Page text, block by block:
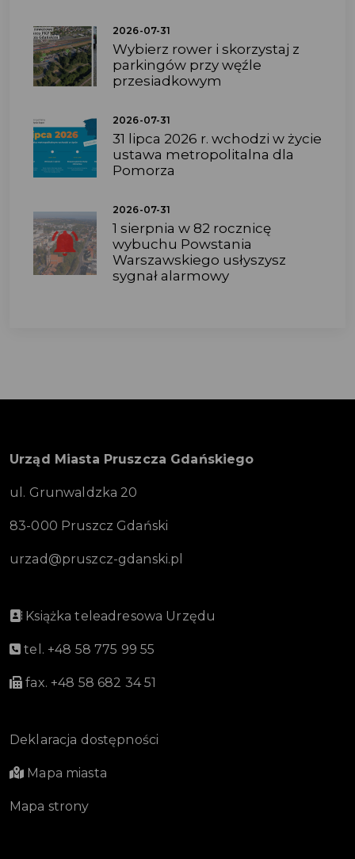
2026-07-31
Wybierz rower i skorzystaj z
parkingów przy węźle
przesiadkowym
2026-07-31
31 lipca 2026 r. wchodzi w życie
ustawa metropolitalna dla
Pomorza
2026-07-31
1 sierpnia w 82 rocznicę
wybuchu Powstania
Warszawskiego usłyszysz
sygnał alarmowy
Urząd Miasta Pruszcza Gdańskiego
ul. Grunwaldzka 20
83-000 Pruszcz Gdański
urzad@pruszcz-gdanski.pl
Książka teleadresowa Urzędu
tel. +48 58 775 99 55
fax. +48 58 682 34 51
Deklaracja dostępności
Mapa miasta
Mapa strony